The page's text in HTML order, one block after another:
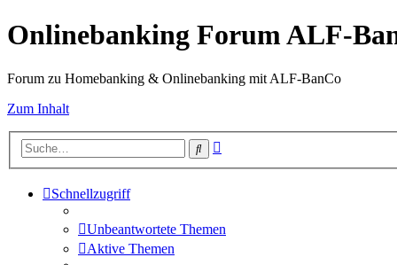
Onlinebanking Forum ALF-
Forum zu Homebanking & Onlinebanking mit ALF-BanCo
Zum Inhalt
Suche
Schnellzugriff
Unbeantwortete Themen
Aktive Themen